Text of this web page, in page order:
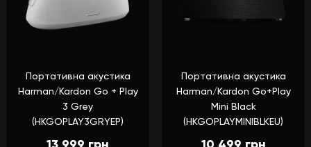
Портативна акустика
Harman/Kardon Go + Play
3 Grey
(HKGOPLAY3GRYEP)
Портативна акустика
Harman/Kardon Go+Play
Mini Black
(HKGOPLAYMINIBLKEU)